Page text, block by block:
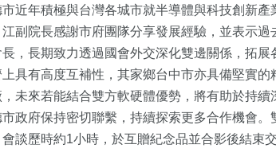
近年積極與台灣各城市就半導體與科技創新產
副院長感謝市府團隊分享發展經驗，並表示過
，長期致力透過國會外交深化雙邊關係，拓展
具有高度互補性，其家鄉台中市亦具備堅實的
未來若能結合雙方軟硬體優勢，將有助於持續
政府保持密切聯繫，持續探索更多合作機會。
談歷時約1小時，於互贈紀念品並合影後結束交